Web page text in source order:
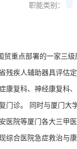
职能类别：
贸重点部署的一家三
残疾人辅助器具评估
康复科、神经康复科
门诊。 同时与厦门
医院等厦门各大三甲
综合医院急症救治与